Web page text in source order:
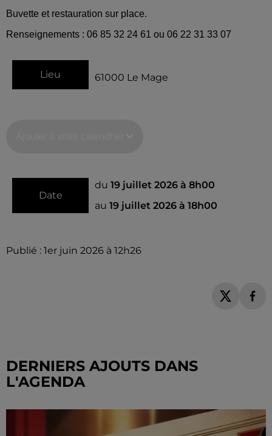
Buvette et restauration sur place.
Renseignements : 06 85 32 24 61 ou 06 22 31 33 07
Lieu 61000 Le Mage
Date
du 19 juillet 2026 à 8h00
au 19 juillet 2026 à 18h00
Publié : 1er juin 2026 à 12h26
DERNIERS AJOUTS DANS
L'AGENDA